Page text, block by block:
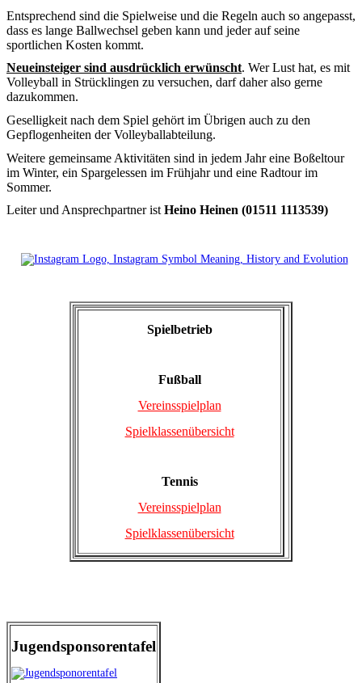
Entsprechend sind die Spielweise und die Regeln auch so angepasst,
dass es lange Ballwechsel geben kann und jeder auf seine
sportlichen Kosten kommt.
Neueinsteiger sind ausdrücklich erwünscht. Wer Lust hat, es mit
Volleyball in Strücklingen zu versuchen, darf daher also gerne
dazukommen.
Geselligkeit nach dem Spiel gehört im Übrigen auch zu den
Gepflogenheiten der Volleyballabteilung.
Weitere gemeinsame Aktivitäten sind in jedem Jahr eine Boßeltour
im Winter, ein Spargelessen im Frühjahr und eine Radtour im
Sommer.
Leiter und Ansprechpartner ist Heino Heinen (01511 1113539)
Spielbetrieb
Fußball
Vereinsspielplan
Spielklassenübersicht
Tennis
Vereinsspielplan
Spielklassenübersicht
Jugendsponsorentafel